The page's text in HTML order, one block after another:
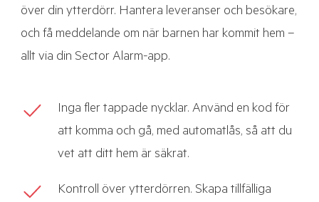
över din ytterdörr. Hantera leveranser och besökare,
och få meddelande om när barnen har kommit hem –
allt via din Sector Alarm-app.
Inga fler tappade nycklar. Använd en kod för
att komma och gå, med automatlås, så att du
vet att ditt hem är säkrat.
Kontroll över ytterdörren. Skapa tillfälliga